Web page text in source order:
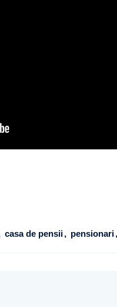
casa de pensii pensionari